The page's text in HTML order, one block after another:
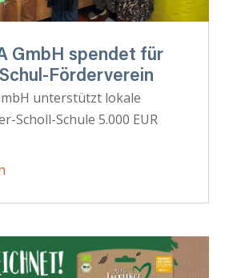
GmbH spendet für
Förderverein
unterstützt lokale
Scholl-Schule 5.000 EUR